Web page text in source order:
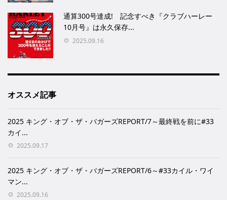
通算300号達成! 記念すべき『クラブハーレー
10月号』は永久保存...
2025.09.16
オススメ記事
2025 キング・オブ・ザ・バガーズREPORT/7～最終戦を前に#33
カイ...
2025.09.17
2025 キング・オブ・ザ・バガーズREPORT/6～#33カイル・ワイ
マン...
2025.09.16